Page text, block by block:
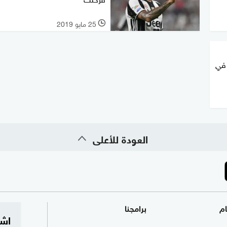
l 25 مايو 2019
في
العودة للأعلى
برامجنا